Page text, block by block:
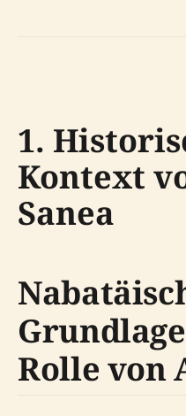
1.
Kontext
Sanea
Rolle von